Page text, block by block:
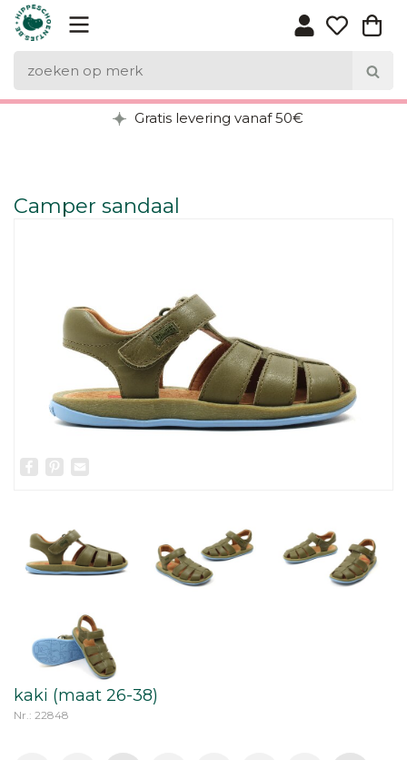
Gratis levering vanaf 50€
Camper sandaal
Facebook
Pinterest
kaki (maat 26-38)
Nr.: 22848